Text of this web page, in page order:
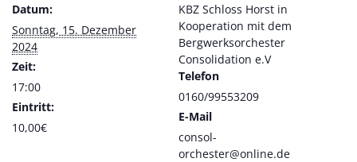
Datum:
Sonntag, 15. Dezember
2024
Zeit:
17:00
Eintritt:
10,00€
KBZ Schloss Horst in
Kooperation mit dem
Bergwerksorchester
Consolidation e.V
Telefon
0160/99553209
E-Mail
consol-
orchester@online.de